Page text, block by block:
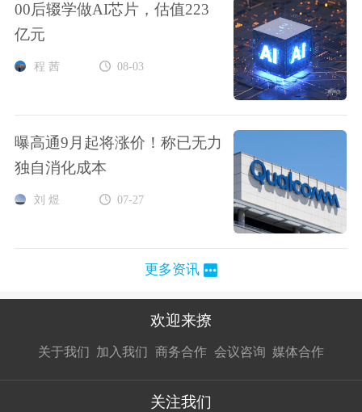
00后辍学做AI芯片，估值223
亿元
程 茜 08-03
曝高通9月起将涨价！称已无力
独自消化成本
刘 煜 07-27
更多资讯
欢迎来撩
关于我们 加入我们
接扔简历
商务合作
接开聊
会议咨询 媒体合作
接开聊
关注我们